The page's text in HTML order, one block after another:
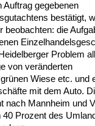
Auftrag gegebenen
bestätigt,
beobachten: die
Problem
von veränderten
Wiese etc. und
mit dem Auto.
nach Mannheim und
Prozent des